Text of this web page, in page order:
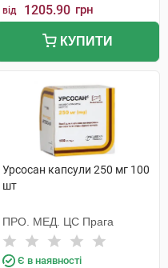
від 1205.90 грн
КУПИТИ
Урсосан капсули 250 мг 100
шт
ПРО. МЕД. ЦС Прага
Є в наявності